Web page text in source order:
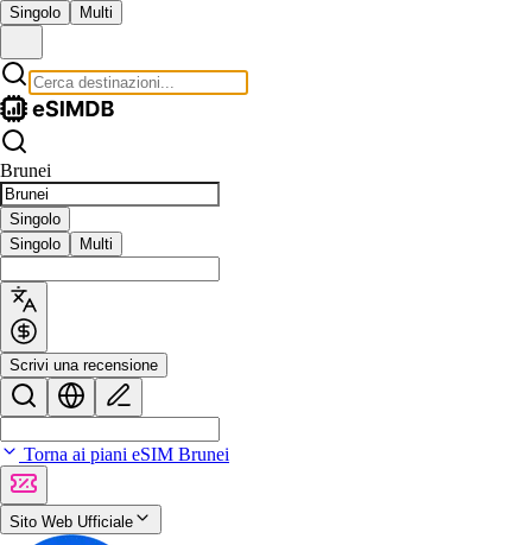
Singolo Multi
Brunei
Singolo
Singolo
Multi
Scrivi una recensione
Torna ai piani eSIM Brunei
Sito Web Ufficiale